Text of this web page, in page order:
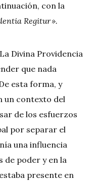
con la
Regitur ».
Divina Providencia
que nada
esta forma, y
un contexto del
de los esfuerzos
por separar el
una influencia
de poder y en la
presente en